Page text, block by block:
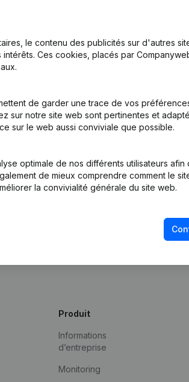
Essayer gratuitement
le contenu des publicités sur d'autres
Ces cookies, placés par
de garder une trace de vos
sur notre site web sont pertinentes et
sur le web aussi conviviale que possible.
optimale de nos différents utilisateurs
de mieux comprendre comment le
la convivialité générale du site web.
Produit
Informations
d’entreprise
Monitoring